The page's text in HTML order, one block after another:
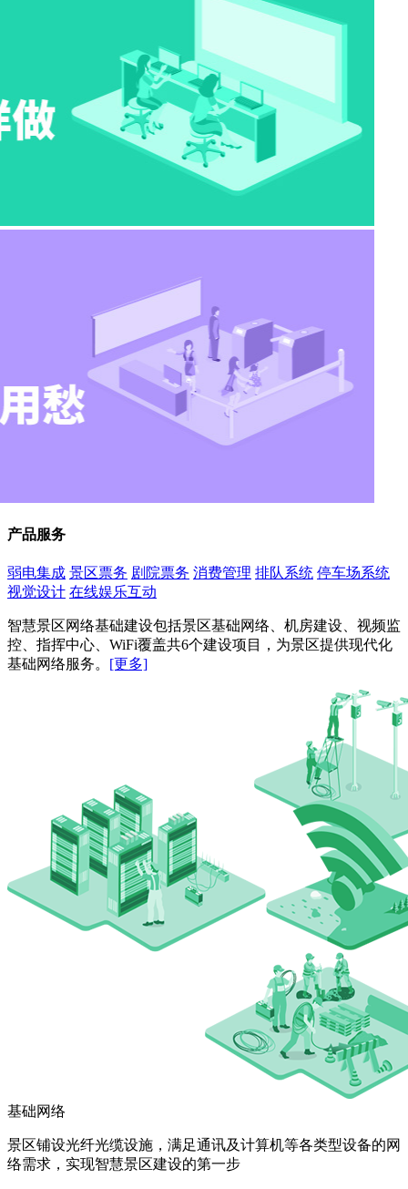
产品服务
弱电集成 景区票务 剧院票务 消费管理 排队系统 停车场系统
视觉设计 在线娱乐互动
智慧景区网络基础建设包括景区基础网络、机房建设、视频监
控、指挥中心、WiFi覆盖共6个建设项目，为景区提供现代化
基础网络服务。 [更多]
基础网络
景区铺设光纤光缆设施，满足通讯及计算机等各类型设备的网
络需求，实现智慧景区建设的第一步